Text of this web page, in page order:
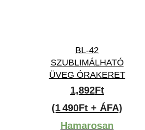
BL-42
SZUBLIMÁLHATÓ
ÜVEG ÓRAKERET
1,892Ft
(1 490Ft + ÁFA)
Hamarosan